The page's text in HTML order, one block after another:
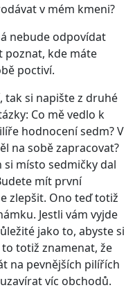
v mém kmeni?
nebude odpovídat
poznat, kde máte
poctiví.
tak si napište z druhé
Co mě vedlo k
hodnocení sedm? V
na sobě zapracovat?
místo sedmičky dal
mít první
zlepšit. Ono teď totiž
Jestli vám vyjde
jako to, abyste si
totiž znamenat, že
na pevnějších pilířích
víc obchodů.